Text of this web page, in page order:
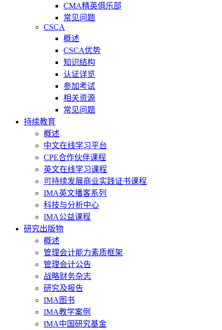
CMA精英俱乐部
常见问题
CSCA
概述
CSCA优势
知识结构
认证详览
参加考试
相关资源
常见问题
持续教育
概述
中文在线学习平台
CPE合作伙伴课程
英文在线学习课程
可持续发展商业实践证书课程
IMA英文播客系列
科技与分析中心
IMA公益课程
研究出版物
概述
管理会计能力素质框架
管理会计公告
战略财务杂志
研究及报告
IMA图书
IMA教学案例
IMA中国研究基金